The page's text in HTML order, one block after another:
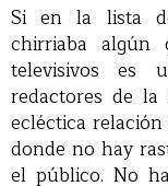
Si en la lista
chirriaba
televisivos es
redactores de
ecléctica
donde no hay
el público. No